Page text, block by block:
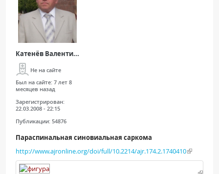
Катенёв Валенти...
Не на сайте
Был на сайте: 7 лет 8
месяцев назад
Зарегистрирован:
22.03.2008 - 22:15
Публикации: 54876
Параспинальная синовиальная саркома
http://www.ajronline.org/doi/full/10.2214/ajr.174.2.1740410